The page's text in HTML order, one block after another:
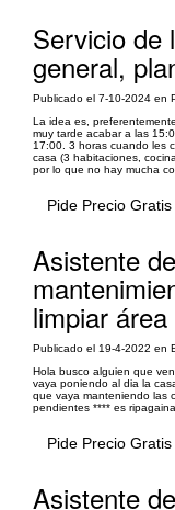
Servicio de
general,
Publicado el 7-10-2024 en
La idea es,
muy tarde acabar a las
17:00. 3 horas cuando les
casa (3 habitaciones,
por lo que no hay mucha
Pide Precio Gratis
Asistente
limpiar
Publicado el 19-4-2022 en
Hola busco alguien que
vaya poniendo al dia la
que vaya manteniendo las
pendientes **** es
Pide Precio Gratis
Asistente